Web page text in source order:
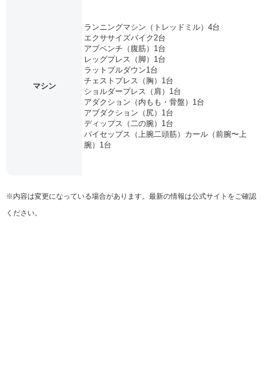
マシン
ランニングマシン（トレッドミル）4台
エクササイズバイク2台
アブベンチ（腹筋）1台
レッグプレス（脚）1台
ラットプルダウン1台
チェストプレス（胸）1台
ショルダープレス（肩）1台
アダクション（内もも・骨盤）1台
アブダクション（尻）1台
ディップス（二の腕）1台
バイセップス（上腕二頭筋）カール（前腕〜上
腕）1台
※内容は変更になっている場合があります。最新の情報は公式サイトをご確認
ください。